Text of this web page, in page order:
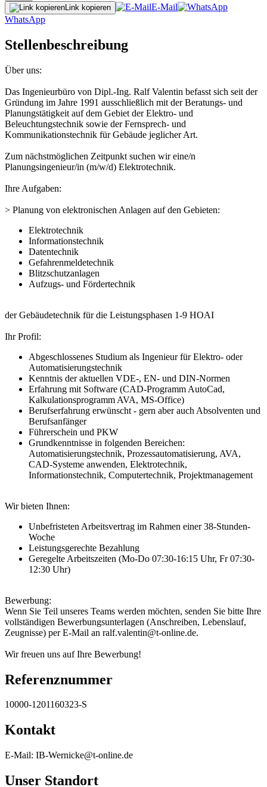
Link kopieren
E-Mail
WhatsApp
Stellenbeschreibung
Über uns:
Das Ingenieurbüro von Dipl.-Ing. Ralf Valentin befasst sich seit der
Gründung im Jahre 1991 ausschließlich mit der Beratungs- und
Planungstätigkeit auf dem Gebiet der Elektro- und
Beleuchtungstechnik sowie der Fernsprech- und
Kommunikationstechnik für Gebäude jeglicher Art.
Zum nächstmöglichen Zeitpunkt suchen wir eine/n
Planungsingenieur/in (m/w/d) Elektrotechnik.
Ihre Aufgaben:
> Planung von elektronischen Anlagen auf den Gebieten:
Elektrotechnik
Informationstechnik
Datentechnik
Gefahrenmeldetechnik
Blitzschutzanlagen
Aufzugs- und Fördertechnik
der Gebäudetechnik für die Leistungsphasen 1-9 HOAI
Ihr Profil:
Abgeschlossenes Studium als Ingenieur für Elektro- oder
Automatisierungstechnik
Kenntnis der aktuellen VDE-, EN- und DIN-Normen
Erfahrung mit Software (CAD-Programm AutoCad,
Kalkulationsprogramm AVA, MS-Office)
Berufserfahrung erwünscht - gern aber auch Absolventen und
Berufsanfänger
Führerschein und PKW
Grundkenntnisse in folgenden Bereichen:
Automatisierungstechnik, Prozessautomatisierung, AVA,
CAD-Systeme anwenden, Elektrotechnik,
Informationstechnik, Computertechnik, Projektmanagement
Wir bieten Ihnen:
Unbefristeten Arbeitsvertrag im Rahmen einer 38-Stunden-
Woche
Leistungsgerechte Bezahlung
Geregelte Arbeitszeiten (Mo-Do 07:30-16:15 Uhr, Fr 07:30-
12:30 Uhr)
Bewerbung:
Wenn Sie Teil unseres Teams werden möchten, senden Sie bitte Ihre
vollständigen Bewerbungsunterlagen (Anschreiben, Lebenslauf,
Zeugnisse) per E-Mail an ralf.valentin@t-online.de.
Wir freuen uns auf Ihre Bewerbung!
Referenznummer
10000-1201160323-S
Kontakt
E-Mail: IB-Wernicke@t-online.de
Unser Standort